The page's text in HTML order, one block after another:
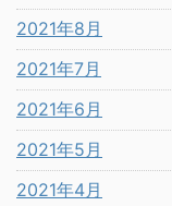
2021年8月
2021年7月
2021年6月
2021年5月
2021年4月